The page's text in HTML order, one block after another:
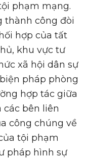
phạm mạng.
thành công đòi
hợp của tất
khu vực tư
xã hội dân sự
pháp phòng
hợp tác giữa
bên liên
công chúng về
tội phạm
pháp hình sự